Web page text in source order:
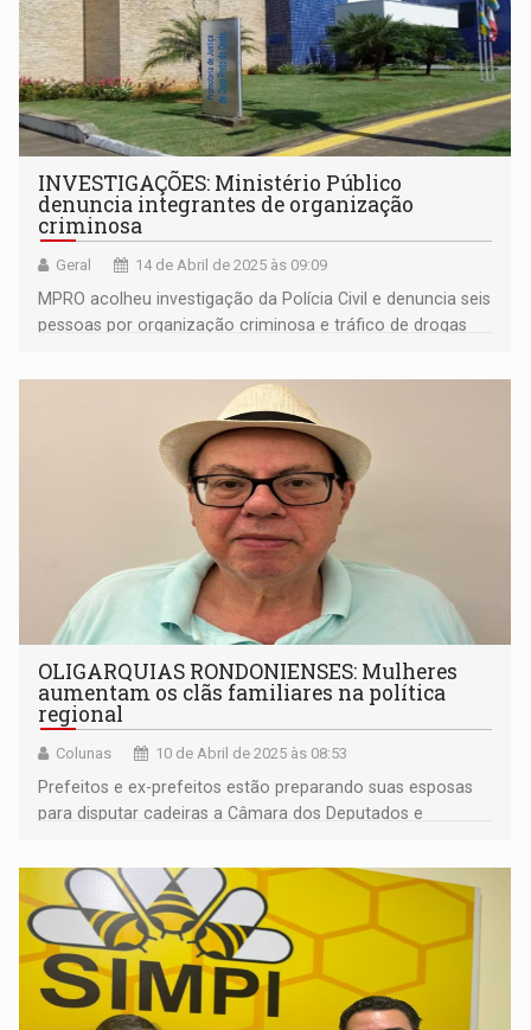
INVESTIGAÇÕES: Ministério Público
denuncia integrantes de organização
criminosa
Geral 14 de Abril de 2025 às 09:09
MPRO acolheu investigação da Polícia Civil e denuncia seis
pessoas por organização criminosa e tráfico de drogas
OLIGARQUIAS RONDONIENSES: Mulheres
aumentam os clãs familiares na política
regional
Colunas 10 de Abril de 2025 às 08:53
Prefeitos e ex-prefeitos estão preparando suas esposas
para disputar cadeiras a Câmara dos Deputados e